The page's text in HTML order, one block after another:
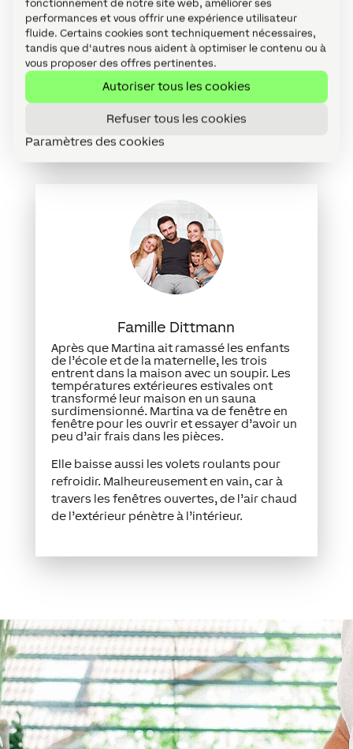
fonctionnement de notre site web, améliorer ses
performances et vous offrir une expérience utilisateur
fluide. Certains cookies sont techniquement nécessaires,
tandis que d'autres nous aident à optimiser le contenu ou à
vous proposer des offres pertinentes.
Autoriser tous les cookies
Refuser tous les cookies
Paramètres des cookies
efficacement la pièce. En association avec
la ventilation, la Smart Home a également
assuré un échange d’air régulier pour un air
frais et sain.
Famille Dittmann
Après que Martina ait ramassé les enfants
de l’école et de la maternelle, les trois
entrent dans la maison avec un soupir. Les
températures extérieures estivales ont
transformé leur maison en un sauna
surdimensionné. Martina va de fenêtre en
fenêtre pour les ouvrir et essayer d’avoir un
peu d’air frais dans les pièces.
Elle baisse aussi les volets roulants pour
refroidir. Malheureusement en vain, car à
travers les fenêtres ouvertes, de l’air chaud
de l’extérieur pénètre à l’intérieur.